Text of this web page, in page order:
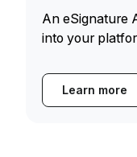
An eSignature
into your
Learn more